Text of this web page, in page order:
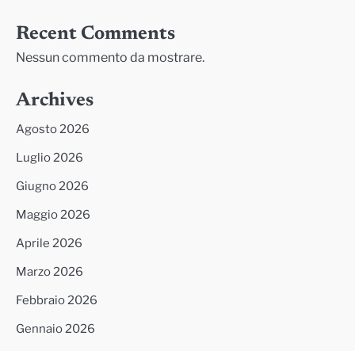
Recent Comments
Nessun commento da mostrare.
Archives
Agosto 2026
Luglio 2026
Giugno 2026
Maggio 2026
Aprile 2026
Marzo 2026
Febbraio 2026
Gennaio 2026